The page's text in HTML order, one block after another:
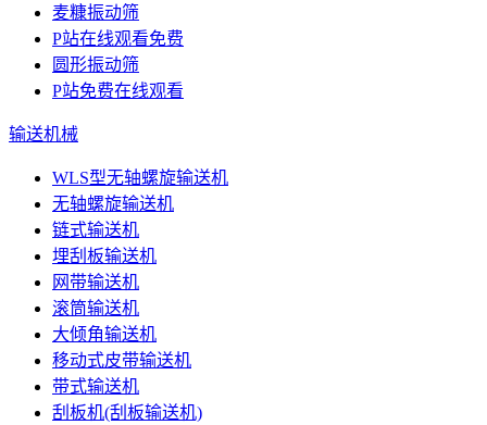
麦糠振动筛
P站在线观看免费
圆形振动筛
P站免费在线观看
输送机械
WLS型无轴螺旋输送机
无轴螺旋输送机
链式输送机
埋刮板输送机
网带输送机
滚筒输送机
大倾角输送机
移动式皮带输送机
带式输送机
刮板机(刮板输送机)